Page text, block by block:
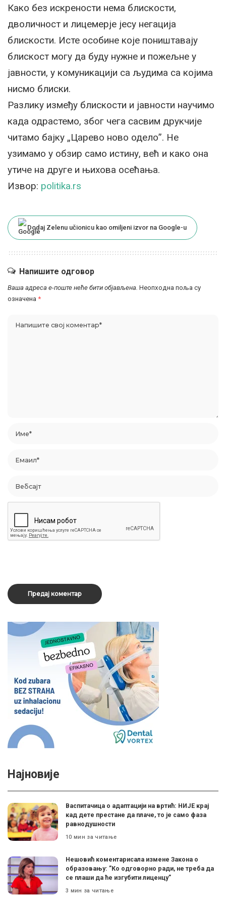
Како без искрености нема блискости,
дволичност и лицемерје јесу негација
блискости. Исте особине које поништавају
блискост могу да буду нужне и пожељне у
јавности, у комуникацији са људима са којима
нисмо блиски.
Разлику између блискости и јавности научимо
када одрастемо, због чега сасвим друкчије
читамо бајку „Царево ново одело”. Не
узимамо у обзир само истину, већ и како она
утиче на друге и њихова осећања.
Извор: politika.rs
Dodaj Zelenu učionicu kao omiljeni izvor na Google-u
Напишите одговор
Ваша адреса е-поште неће бити објављена. Неопходна поља су
означена *
Најновије
Васпитачица о адаптацији на вртић: НИЈЕ крај
кад дете престане да плаче, то је само фаза
равнодушности
10 мин за читање
Нешовић коментарисала измене Закона о
образовању: ”Ко одговорно ради, не треба да
се плаши да ће изгубити лиценцу”
3 мин за читање